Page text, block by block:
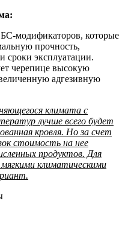
модификаторов, которые
прочность,
сроки эксплуатации.
черепице высокую
адгезивную
климата с
лучше всего будет
кровля. Но за счет
стоимость на нее
продуктов. Для
климатическими